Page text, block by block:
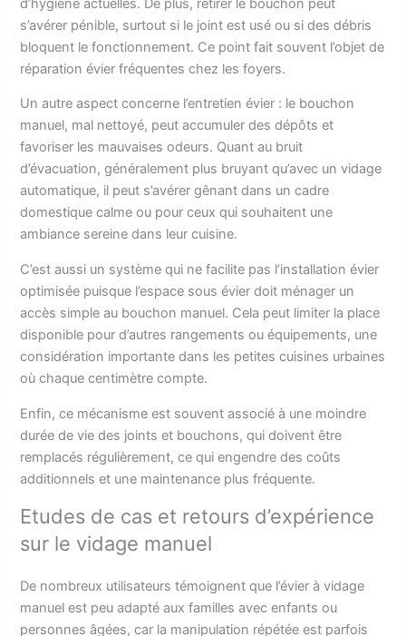
d’hygiène actuelles. De plus, retirer le bouchon peut
s’avérer pénible, surtout si le joint est usé ou si des débris
bloquent le fonctionnement. Ce point fait souvent l’objet de
réparation évier fréquentes chez les foyers.
Un autre aspect concerne l’entretien évier : le bouchon
manuel, mal nettoyé, peut accumuler des dépôts et
favoriser les mauvaises odeurs. Quant au bruit
d’évacuation, généralement plus bruyant qu’avec un vidage
automatique, il peut s’avérer gênant dans un cadre
domestique calme ou pour ceux qui souhaitent une
ambiance sereine dans leur cuisine.
C’est aussi un système qui ne facilite pas l’installation évier
optimisée puisque l’espace sous évier doit ménager un
accès simple au bouchon manuel. Cela peut limiter la place
disponible pour d’autres rangements ou équipements, une
considération importante dans les petites cuisines urbaines
où chaque centimètre compte.
Enfin, ce mécanisme est souvent associé à une moindre
durée de vie des joints et bouchons, qui doivent être
remplacés régulièrement, ce qui engendre des coûts
additionnels et une maintenance plus fréquente.
Etudes de cas et retours d’expérience
sur le vidage manuel
De nombreux utilisateurs témoignent que l’évier à vidage
manuel est peu adapté aux familles avec enfants ou
personnes âgées, car la manipulation répétée est parfois